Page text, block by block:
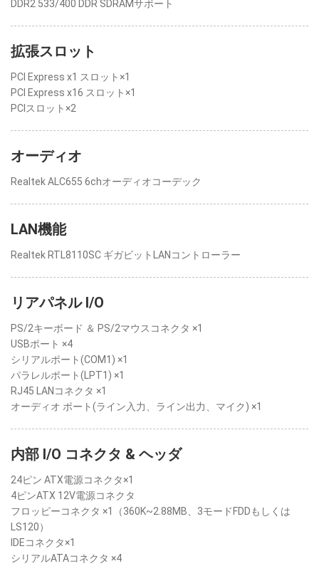
DDR2 533/400 DDR SDRAMサポート
拡張スロット
PCI Express x1 スロット×1
PCI Express x16 スロット×1
PCIスロット×2
オーディオ
Realtek ALC655 6chオーディオコーデック
LAN機能
Realtek RTL8110SC ギガビットLANコントローラー
リアパネル I/O
PS/2キーボード ＆ PS/2マウスコネクタ ×1
USBポート ×4
シリアルポート(COM1) ×1
パラレルポート(LPT1) ×1
RJ45 LANコネクタ ×1
オーディオ ポート(ライン入力、ライン出力、マイク) ×1
内部 I/O コネクタ & ヘッダ
24ピン ATX電源コネクタ×1
4ピンATX 12V電源コネクタ
フロッピーコネクタ ×1（360K~2.88MB、3モードFDDもしくは
LS120）
IDEコネクタ×1
シリアルATAコネクタ ×4